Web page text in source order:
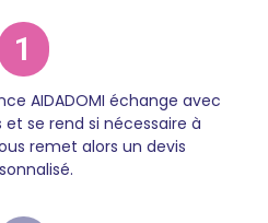
1
AIDADOMI échange avec
et se rend si nécessaire à
remet alors un devis